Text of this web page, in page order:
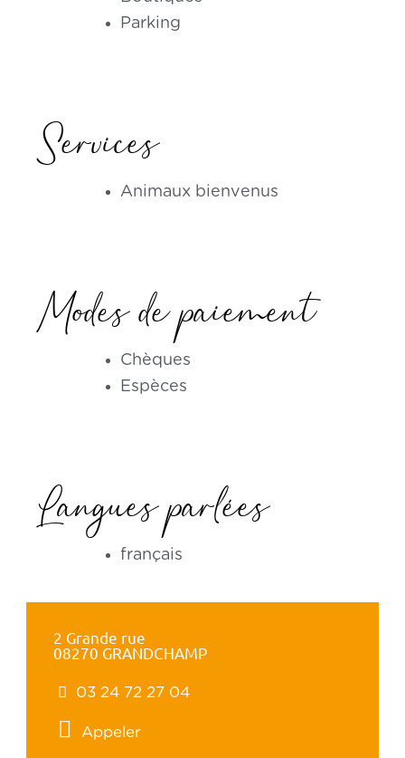
Parking
Services
Animaux bienvenus
Modes de paiement
Chèques
Espèces
Langues parlées
français
2 Grande rue
08270 GRANDCHAMP
03 24 72 27 04
Appeler